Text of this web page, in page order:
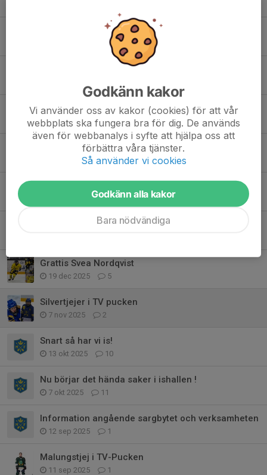
Brothers of Metal Open Air – 22 augusti
0
Malungs tjej i Dalatruppen till RM U15
16 mar, 10:43 13
Förändringar i tränarstaber!
31 jan, 11:33 0
19 jan, 21:34 0
Inställda aktiviteter lördag 10/1
Grattis Svea Nordqvist
19 dec 2025 5
Silvertjejer i TV pucken
7 nov 2025 2
Snart så har vi is!
13 okt 2025 10
Nu börjar det hända saker i ishallen !
7 okt 2025 11
Information angående sargbytet och verksamheten
12 sep 2025 1
Malungstjej i TV-Pucken
11 sep 2025 1
Godkänn kakor
Vi använder oss av kakor (cookies) för att vår
webbplats ska fungera bra för dig. De används
även för webbanalys i syfte att hjälpa oss att
förbättra våra tjänster.
Så använder vi cookies
Godkänn alla kakor
Bara nödvändiga